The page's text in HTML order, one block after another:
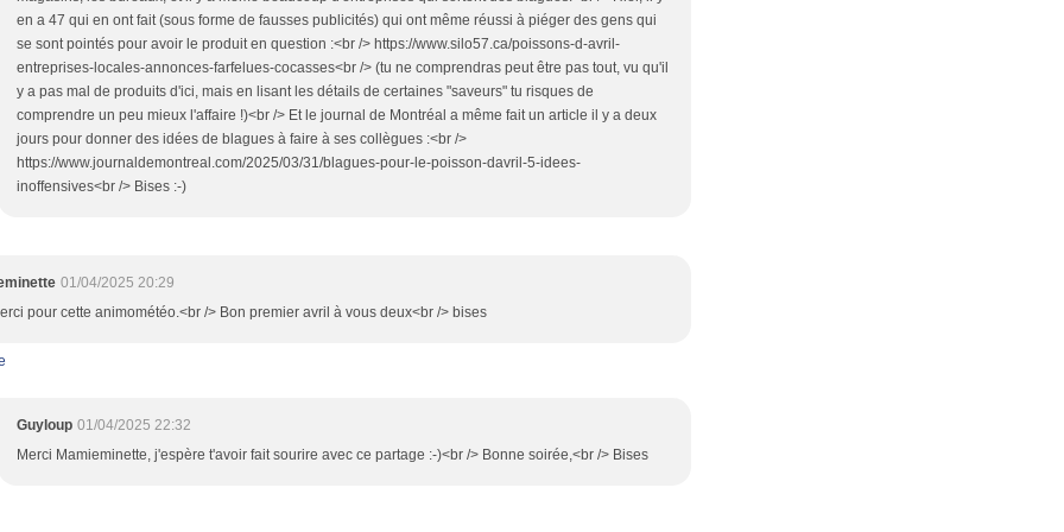
en a 47 qui en ont fait (sous forme de fausses publicités) qui ont même réussi à piéger des gens qui
se sont pointés pour avoir le produit en question :<br /> https://www.silo57.ca/poissons-d-avril-
entreprises-locales-annonces-farfelues-cocasses<br /> (tu ne comprendras peut être pas tout, vu qu'il
y a pas mal de produits d'ici, mais en lisant les détails de certaines "saveurs" tu risques de
comprendre un peu mieux l'affaire !)<br /> Et le journal de Montréal a même fait un article il y a deux
jours pour donner des idées de blagues à faire à ses collègues :<br />
https://www.journaldemontreal.com/2025/03/31/blagues-pour-le-poisson-davril-5-idees-
inoffensives<br /> Bises :-)
01/04/2025 20:29
pour cette animométéo.<br /> Bon premier avril à vous deux<br /> bises
Guyloup 01/04/2025 22:32
Merci Mamieminette, j'espère t'avoir fait sourire avec ce partage :-)<br /> Bonne soirée,<br /> Bises